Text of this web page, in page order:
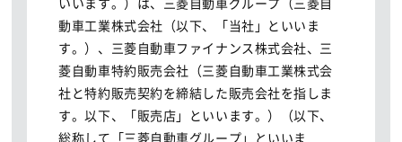
いいます。）は、三菱自動車グループ（三菱自
動車工業株式会社（以下、「当社」といいま
す。）、三菱自動車ファイナンス株式会社、三
菱自動車特約販売会社（三菱自動車工業株式会
社と特約販売契約を締結した販売会社を指しま
す。以下、「販売店」といいます。）（以下、
総称して「三菱自動車グループ」といいま